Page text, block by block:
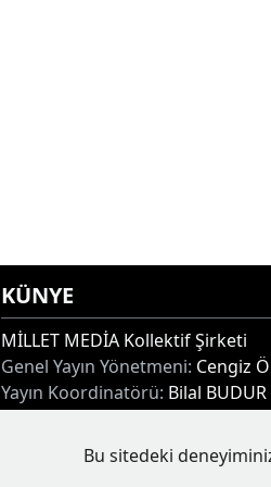
KÜNYE
MİLLET MEDİA Kollektif Şirketi
Genel Yayın Yönetmeni: Cengiz
Yayın Koordinatörü: Bilal BUDUR
+30 25410 77968
info@milletgazetesi.gr
Bu sitedeki